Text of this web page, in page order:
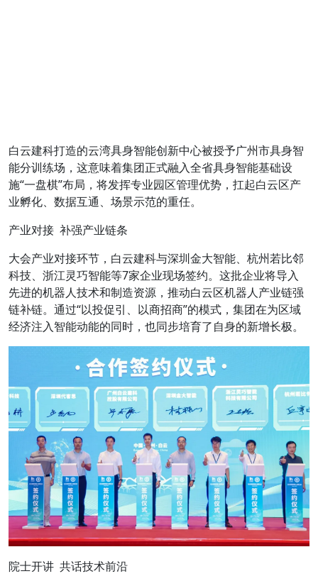
白云建科打造的云湾具身智能创新中心被授予广州市具身智
能分训练场，这意味着集团正式融入全省具身智能基础设
施“一盘棋”布局，将发挥专业园区管理优势，扛起白云区产
业孵化、数据互通、场景示范的重任。
产业对接 补强产业链条
大会产业对接环节，白云建科与深圳金大智能、杭州若比邻
科技、浙江灵巧智能等7家企业现场签约。这批企业将导入
先进的机器人技术和制造资源，推动白云区机器人产业链强
链补链。通过“以投促引、以商招商”的模式，集团在为区域
经济注入智能动能的同时，也同步培育了自身的新增长极。
院士开讲 共话技术前沿